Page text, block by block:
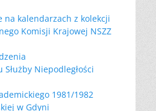
na kalendarzach z kolekcji
Komisji Krajowej NSZZ
Niepodległości
1981/1982
w Gdyni